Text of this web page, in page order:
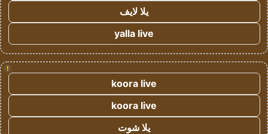
يلا لايف
yalla live
!
koora live
koora live
يلا شوت